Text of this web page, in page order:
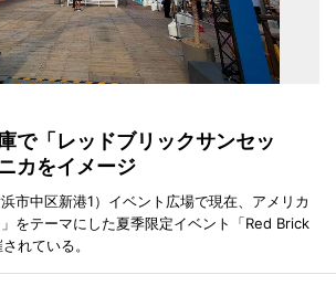
で「レッドブリックサンセッ
カをイメージ
市中区新港1）イベント広場で現在、アメリカ
をテーマにした夏季限定イベント「Red Brick
れている。